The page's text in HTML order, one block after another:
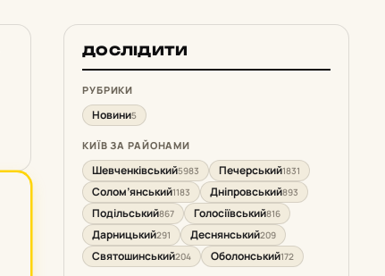
ДОСЛІДИТИ
РУБРИКИ
Новини5
КИЇВ ЗА РАЙОНАМИ
Шевченківський5983 Печерський1831
Солом’янський1183 Дніпровський893
Подільський867 Голосіївський816
Дарницький291 Деснянський209
Святошинський204 Оболонський172